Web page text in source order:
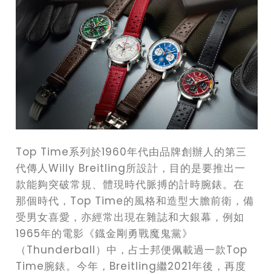
Top Time系列於1960年代由品牌創辦人的第三
代傳人Willy Breitling所設計，目的是要推出一
款能夠突破常規、體現時代脈搏的計時腕錶。在
那個時代，Top Time的風格和造型大膽前衛，備
受男女喜愛，亦經常出現在雜誌和大銀幕，例如
1965年的電影《鐡金剛勇戰魔鬼黨》
（Thunderball）中，占士邦便佩載過一款Top
Time腕錶。今年，Breitling繼2021年後，再度